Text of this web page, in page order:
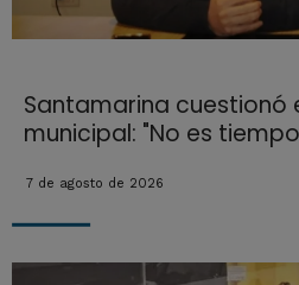
Santamarina cuestionó
municipal: "No es
7 de agosto de 2026